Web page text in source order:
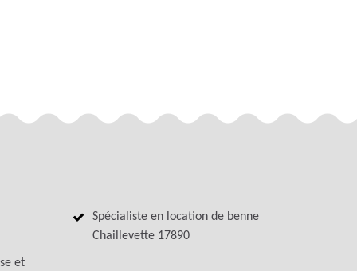
et
Spécialiste en location de benne
Chaillevette 17890